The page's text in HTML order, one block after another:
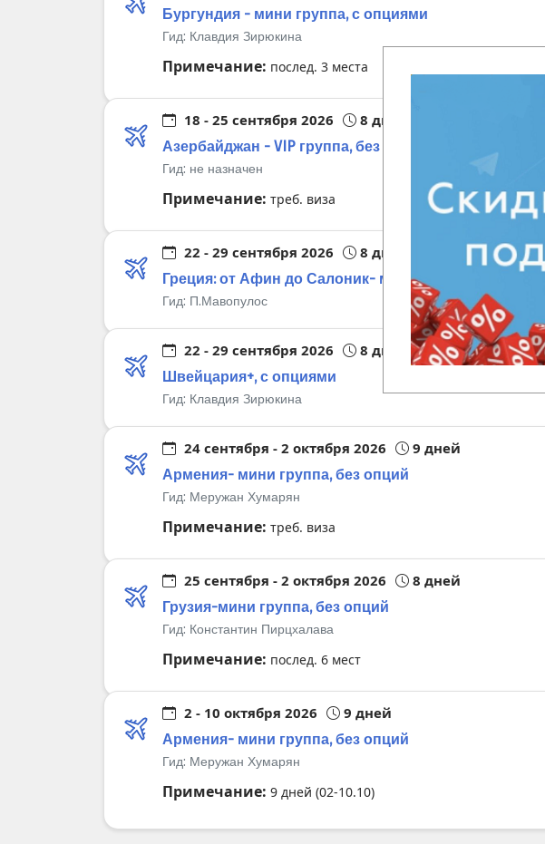
Бургундия - мини группа, с опциями
Гид: Клавдия Зирюкина
Примечание: послед. 3 места
18 - 25 сентября 2026 8 дней
Азербайджан - VIP группа, без опций
Гид: не назначен
Примечание: треб. виза
22 - 29 сентября 2026 8 дней
Греция: от Афин до Салоник- мини группа, с опциями
Гид: П.Мавопулос
22 - 29 сентября 2026 8 дней
Швейцария+, с опциями
Гид: Клавдия Зирюкина
24 сентября - 2 октября 2026 9 дней
Армения- мини группа, без опций
Гид: Меружан Хумарян
Примечание: треб. виза
25 сентября - 2 октября 2026 8 дней
Грузия-мини группа, без опций
Гид: Константин Пирцхалава
Примечание: послед. 6 мест
2 - 10 октября 2026 9 дней
Армения- мини группа, без опций
Гид: Меружан Хумарян
Примечание: 9 дней (02-10.10)